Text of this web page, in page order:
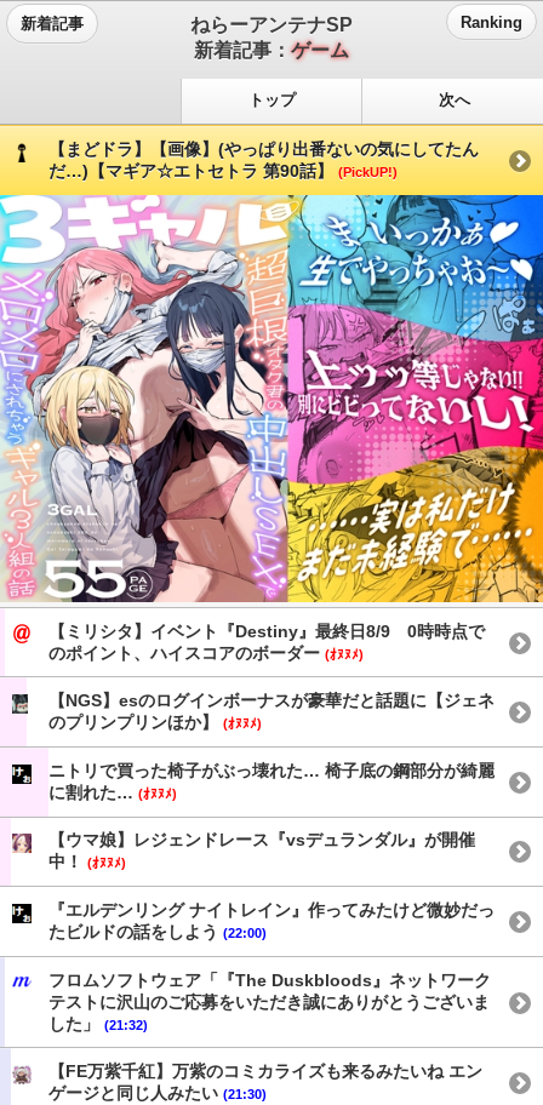
新着記事
ねらーアンテナSP
新着記事：ゲーム
Ranking
トップ 次へ
【まどドラ】【画像】(やっぱり出番ないの気にしてたん
だ…)【マギア☆エトセトラ 第90話】
(PickUP!)
【ミリシタ】イベント『Destiny』最終日8/9 0時時点で
のポイント、ハイスコアのボーダー (ｵﾇﾇﾒ)
【NGS】esのログインボーナスが豪華だと話題に【ジェネ
のプリンプリンほか】
(ｵﾇﾇﾒ)
ニトリで買った椅子がぶっ壊れた… 椅子底の鋼部分が綺麗
に割れた… (ｵﾇﾇﾒ)
【ウマ娘】レジェンドレース『vsデュランダル』が開催
中！
(ｵﾇﾇﾒ)
『エルデンリング ナイトレイン』作ってみたけど微妙だっ
たビルドの話をしよう (22:00)
フロムソフトウェア「『The Duskbloods』ネットワーク
テストに沢山のご応募をいただき誠にありがとうございま
した」
(21:32)
【FE万紫千紅】万紫のコミカライズも来るみたいね エン
ゲージと同じ人みたい (21:30)